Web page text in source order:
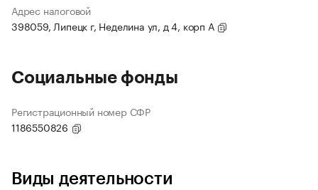
Адрес налоговой
398059, Липецк г, Неделина ул, д 4, корп А
Социальные фонды
Регистрационный номер СФР
1186550826
Виды деятельности